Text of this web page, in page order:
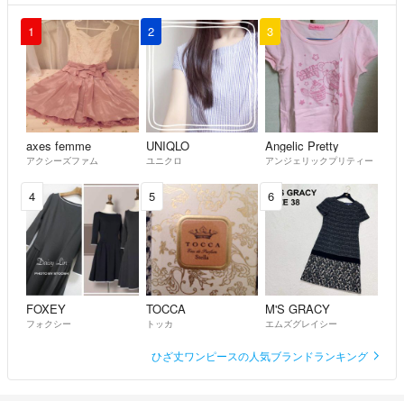
1
axes femme
アクシーズファム
2
UNIQLO
ユニクロ
3
Angelic Pretty
アンジェリックプリティー
4
FOXEY
フォクシー
5
TOCCA
トッカ
6
M'S GRACY
エムズグレイシー
ひざ丈ワンピースの人気ブランドランキング